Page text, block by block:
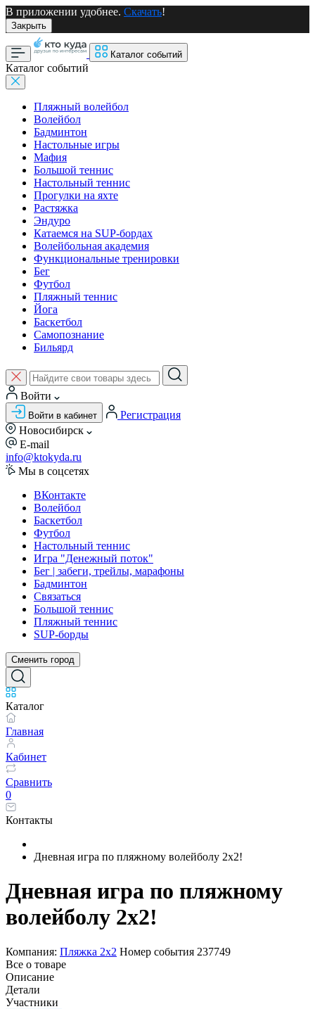
В приложении удобнее. Скачать!
Закрыть
Каталог событий
Каталог событий
Пляжный волейбол
Волейбол
Бадминтон
Настольные игры
Мафия
Большой теннис
Настольный теннис
Прогулки на яхте
Растяжка
Эндуро
Катаемся на SUP-бордах
Волейбольная академия
Функциональные тренировки
Бег
Футбол
Пляжный теннис
Йога
Баскетбол
Самопознание
Бильярд
Войти
Войти в кабинет
Регистрация
Новосибирск
E-mail
info@ktokyda.ru
Мы в соцсетях
ВКонтакте
Волейбол
Баскетбол
Футбол
Настольный теннис
Игра "Денежный поток"
Бег | забеги, трейлы, марафоны
Бадминтон
Связаться
Большой теннис
Пляжный теннис
SUP-борды
Сменить город
Каталог
Главная
Кабинет
Сравнить
0
Контакты
Дневная игра по пляжному волейболу 2x2!
Дневная игра по пляжному
волейболу 2x2!
Компания: Пляжка 2х2 Номер события 237749
Все о товаре
Описание
Детали
Участники